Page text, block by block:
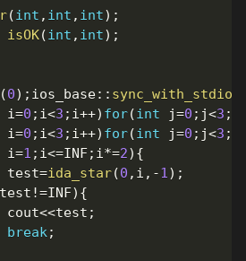
(int , int , int) ;
isOK(int , int) ;
(0) ; ios_base:: sync_with_stdio
i=0 ; i<3 ; i++) for(int j=0 ; j<3 ;
i=0 ; i<3 ; i++) for(int j=0 ; j<3 ;
i=1 ; i<=INF; i*=2) {
test=ida_star(0 , i , -1) ;
test !=INF) {
			cout
<<test ;
break;